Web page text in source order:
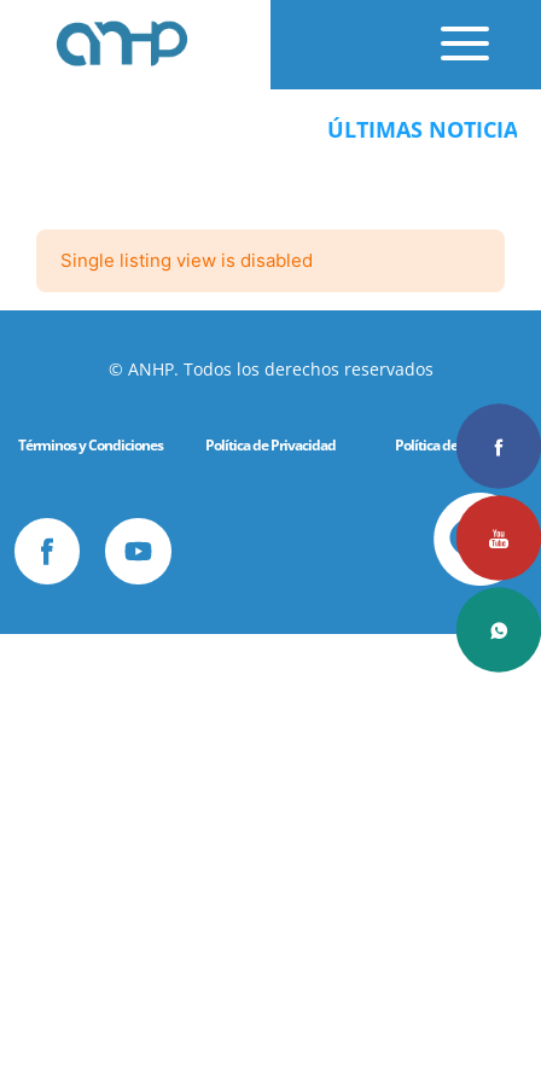
ÚLTIMAS
Single listing view is disabled
© ANHP. Todos los derechos reservados
Términos y Condiciones Política de Privacidad Política de Cookies